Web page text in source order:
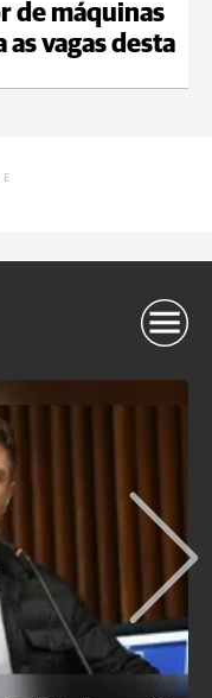
de máquinas
vagas desta